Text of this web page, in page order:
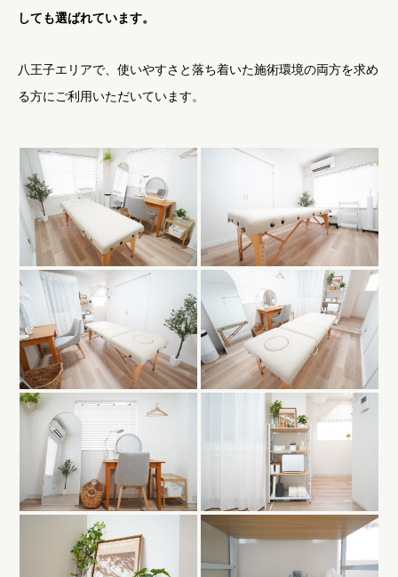
しても選ばれています。
八王子エリアで、使いやすさと落ち着いた施術環境の両方を求め
る方にご利用いただいています。